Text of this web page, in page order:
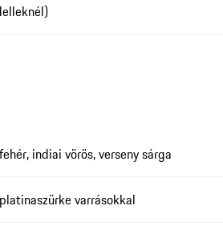
indiai vörös, verseny sárga
varrásokkal